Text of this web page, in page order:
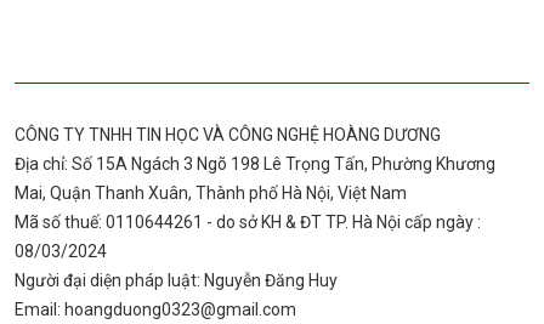
CÔNG TY TNHH TIN HỌC VÀ CÔNG NGHỆ HOÀNG DƯƠNG
Địa chỉ: Số 15A Ngách 3 Ngõ 198 Lê Trọng Tấn, Phường Khương
Mai, Quận Thanh Xuân, Thành phố Hà Nội, Việt Nam
Mã số thuế: 0110644261 - do sở KH & ĐT TP. Hà Nội cấp ngày :
08/03/2024
Người đại diện pháp luật: Nguyễn Đăng Huy
Email: hoangduong0323@gmail.com